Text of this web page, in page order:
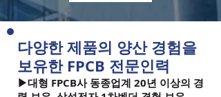
History of EDUEN
​다양한 제품의 양산 경험을
보유한 FPCB 전문인력​
▶대형 FPCB사 동종업계 20년 이상의 경